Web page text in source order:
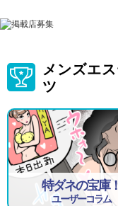
メンズエ
ツ
特ダネの宝庫
ユーザーコラム